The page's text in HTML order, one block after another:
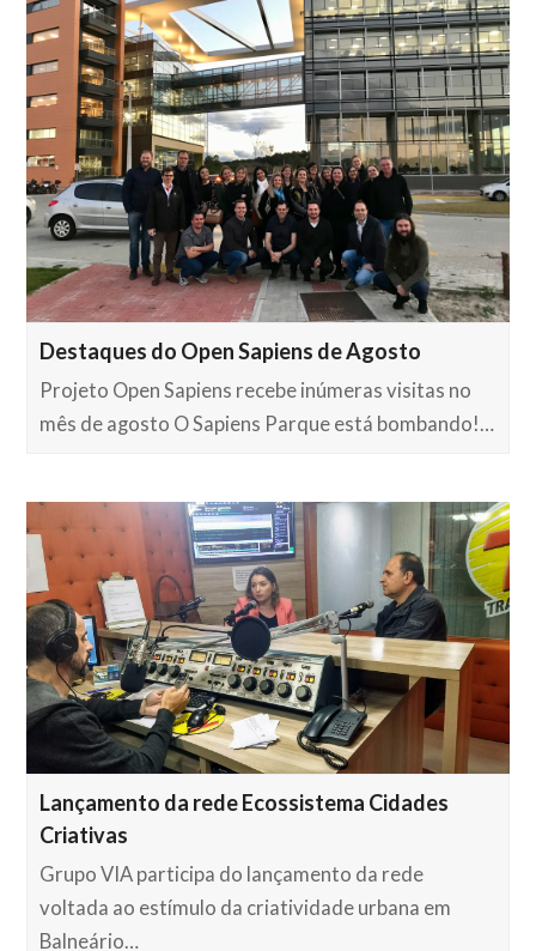
Destaques do Open Sapiens de Agosto
Projeto Open Sapiens recebe inúmeras visitas no
mês de agosto O Sapiens Parque está bombando!…
Lançamento da rede Ecossistema Cidades
Criativas
Grupo VIA participa do lançamento da rede
voltada ao estímulo da criatividade urbana em
Balneário…